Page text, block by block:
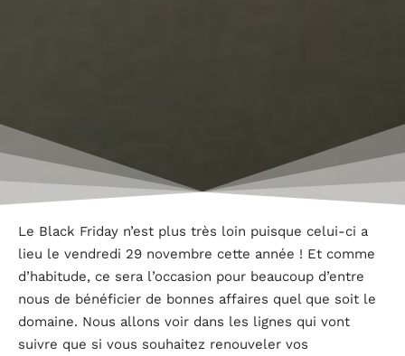
Le Black Friday n’est plus très loin puisque celui-ci a
lieu le vendredi 29 novembre cette année ! Et comme
d’habitude, ce sera l’occasion pour beaucoup d’entre
nous de bénéficier de bonnes affaires quel que soit le
domaine. Nous allons voir dans les lignes qui vont
suivre que si vous souhaitez renouveler vos